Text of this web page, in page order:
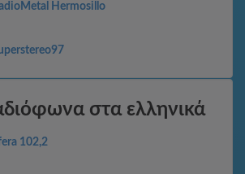
Hermosillo
στα ελληνικά
102,2